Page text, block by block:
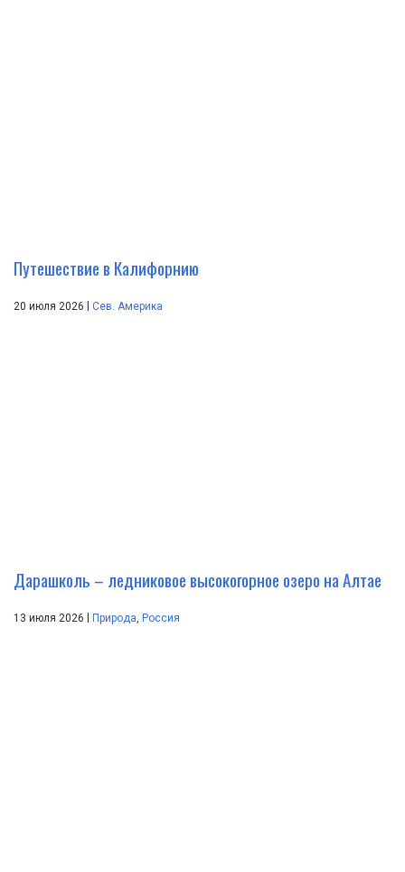
Путешествие в Калифорнию
20 июля 2026 | Сев. Америка
Дарашколь – ледниковое высокогорное озеро на Алтае
13 июля 2026 Природа, Россия